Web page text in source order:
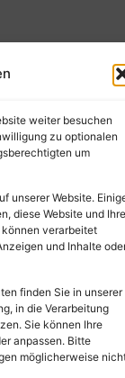
weiter besuchen
zu optionalen
um
unserer Website.
diese Website und Ihre
verarbeitet
und Inhalte
finden Sie in unserer
in die Verarbeitung
Sie können Ihre
anpassen. Bitte
möglicherweise
neuwied.de